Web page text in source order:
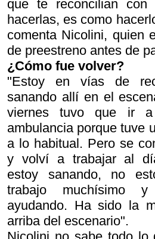
que te reconcilian
hacerlas, es como
comenta Nicolini, quien
de preestreno antes de
¿Cómo fue volver?
"Estoy en vías de
sanando allí en el
viernes tuvo que ir a
ambulancia porque tuve
a lo habitual. Pero se
y volví a trabajar al
estoy sanando, no
trabajo muchísimo
ayudando. Ha sido la
arriba del escenario".